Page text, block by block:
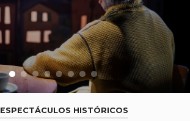
ESPECTÁCULOS HISTÓRICOS